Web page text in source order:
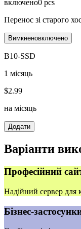
включено0 pcs
Перенос зі старого
Вимкненовключено
B10-SSD
1 місяць
$2.99
на місяць
Додати
Варіанти
Професійний
Надійний сервер для